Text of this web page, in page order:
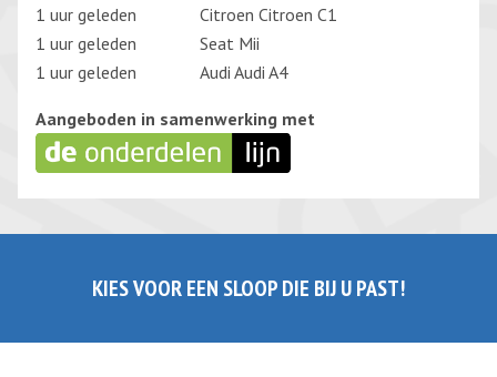
1 uur geleden
Citroen Citroen C1
1 uur geleden
Seat Mii
1 uur geleden
Audi Audi A4
Aangeboden in samenwerking met
KIES VOOR EEN SLOOP DIE BIJ U PAST!